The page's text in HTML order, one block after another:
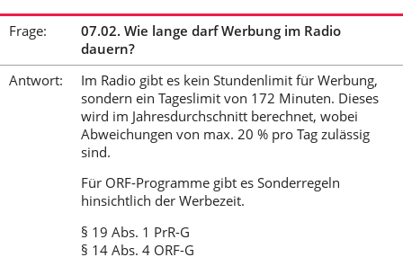
Frage:
07.02. Wie lange darf Werbung im Radio
dauern?
Antwort:
Im Radio gibt es kein Stundenlimit für Werbung,
sondern ein Tageslimit von 172 Minuten. Dieses
wird im Jahresdurchschnitt berechnet, wobei
Abweichungen von max. 20 % pro Tag zulässig
sind.
Für ORF-Programme gibt es Sonderregeln
hinsichtlich der Werbezeit.
§ 19 Abs. 1 PrR-G
§ 14 Abs. 4 ORF-G